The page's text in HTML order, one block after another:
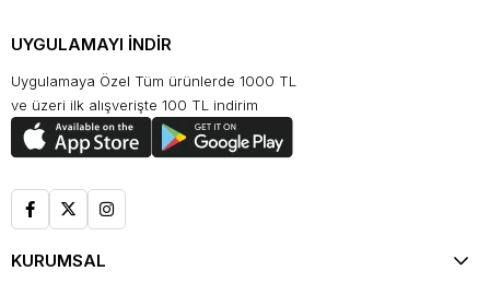
UYGULAMAYI İNDİR
Uygulamaya Özel Tüm ürünlerde 1000 TL
ve üzeri ilk alışverişte 100 TL indirim
KURUMSAL